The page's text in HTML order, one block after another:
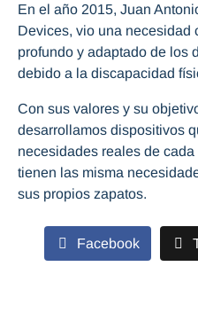
En el año 2015, Juan
Devices, vio una necesidad
profundo y adaptado de los
debido a la discapacidad
Con sus valores y su
desarrollamos dispositivos
necesidades reales de
tienen las misma
sus propios zapatos.
Facebook